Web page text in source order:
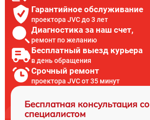
Гарантийное обслуживание
проектора JVC до 3 лет
Диагностика за наш счет,
ремонт по желанию
Бесплатный выезд курьера
в день обращения
Срочный ремонт
проектора JVC от 35 минут
Бесплатная консультация со
специалистом